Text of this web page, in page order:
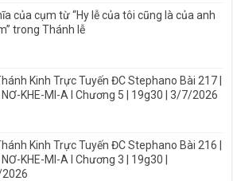
của cụm từ “Hy lễ của tôi cũng là của anh
trong Thánh lễ
Kinh Trực Tuyến ĐC Stephano Bài 217 |
KHE-MI-A I Chương 5 | 19g30 | 3/7/2026
Kinh Trực Tuyến ĐC Stephano Bài 216 |
KHE-MI-A I Chương 3 | 19g30 |